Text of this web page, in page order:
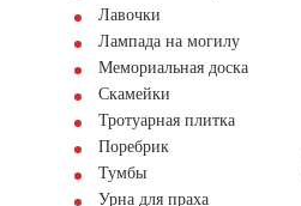
Лавочки
Лампада на могилу
Мемориальная доска
Скамейки
Тротуарная плитка
Поребрик
Тумбы
Урна для праха